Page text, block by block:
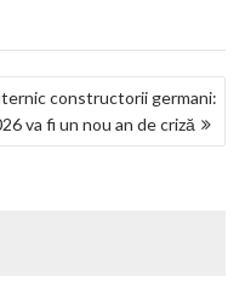
constructorii germani:
va fi un nou an de criză